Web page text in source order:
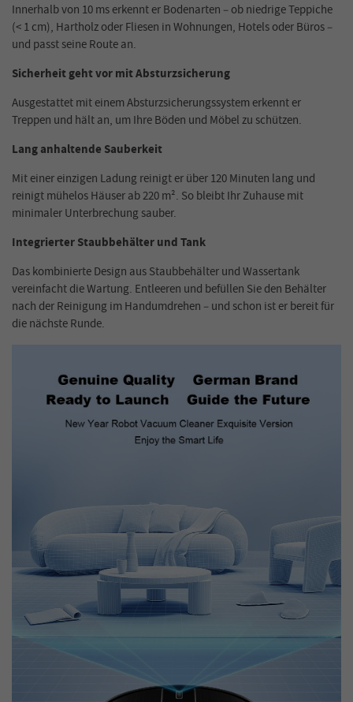
Innerhalb von 10 ms erkennt er Bodenarten – ob niedrige Teppiche
(< 1 cm), Hartholz oder Fliesen in Wohnungen, Hotels oder Büros –
und passt seine Route an.
Sicherheit geht vor mit Absturzsicherung
Ausgestattet mit einem Absturzsicherungssystem erkennt er
Treppen und hält an, um Ihre Böden und Möbel zu schützen.
Lang anhaltende Sauberkeit
Mit einer einzigen Ladung reinigt er über 120 Minuten lang und
reinigt mühelos Häuser ab 220 m². So bleibt Ihr Zuhause mit
minimaler Unterbrechung sauber.
Integrierter Staubbehälter und Tank
Das kombinierte Design aus Staubbehälter und Wassertank
vereinfacht die Wartung. Entleeren und befüllen Sie den Behälter
nach der Reinigung im Handumdrehen – und schon ist er bereit für
die nächste Runde.